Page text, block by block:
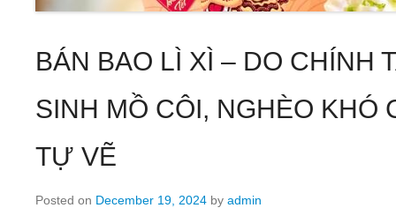
BÁN BAO LÌ XÌ – DO CHÍNH
SINH MỒ CÔI, NGHÈO KHÓ
TỰ VẼ
Posted on December 19, 2024 by admin